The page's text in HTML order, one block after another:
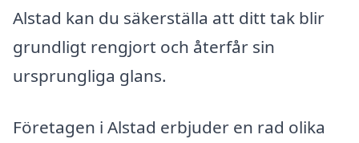
Alstad kan du säkerställa att ditt tak blir
grundligt rengjort och återfår sin
ursprungliga glans.
Företagen i Alstad erbjuder en rad olika